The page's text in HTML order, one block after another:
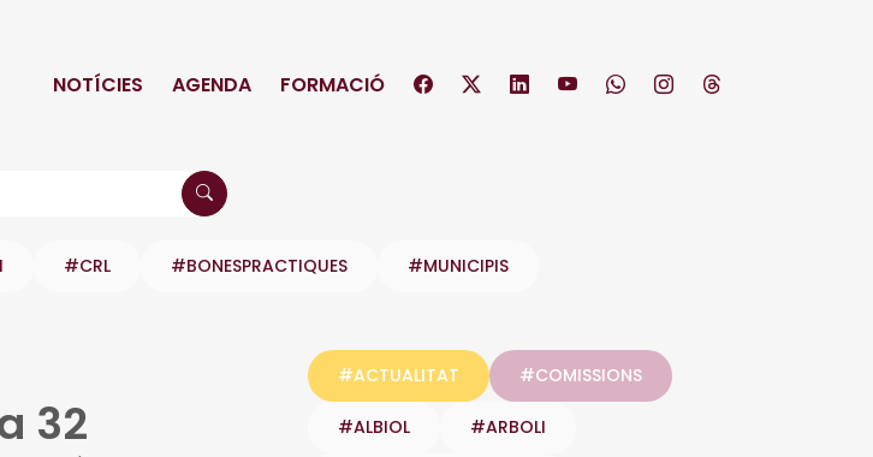
NOTÍCIES AGENDA FORMACIÓ
#CRL #BONESPRACTIQUES #MUNICIPIS
32
#ACTUALITAT #COMISSIONS
#ALBIOL #ARBOLI